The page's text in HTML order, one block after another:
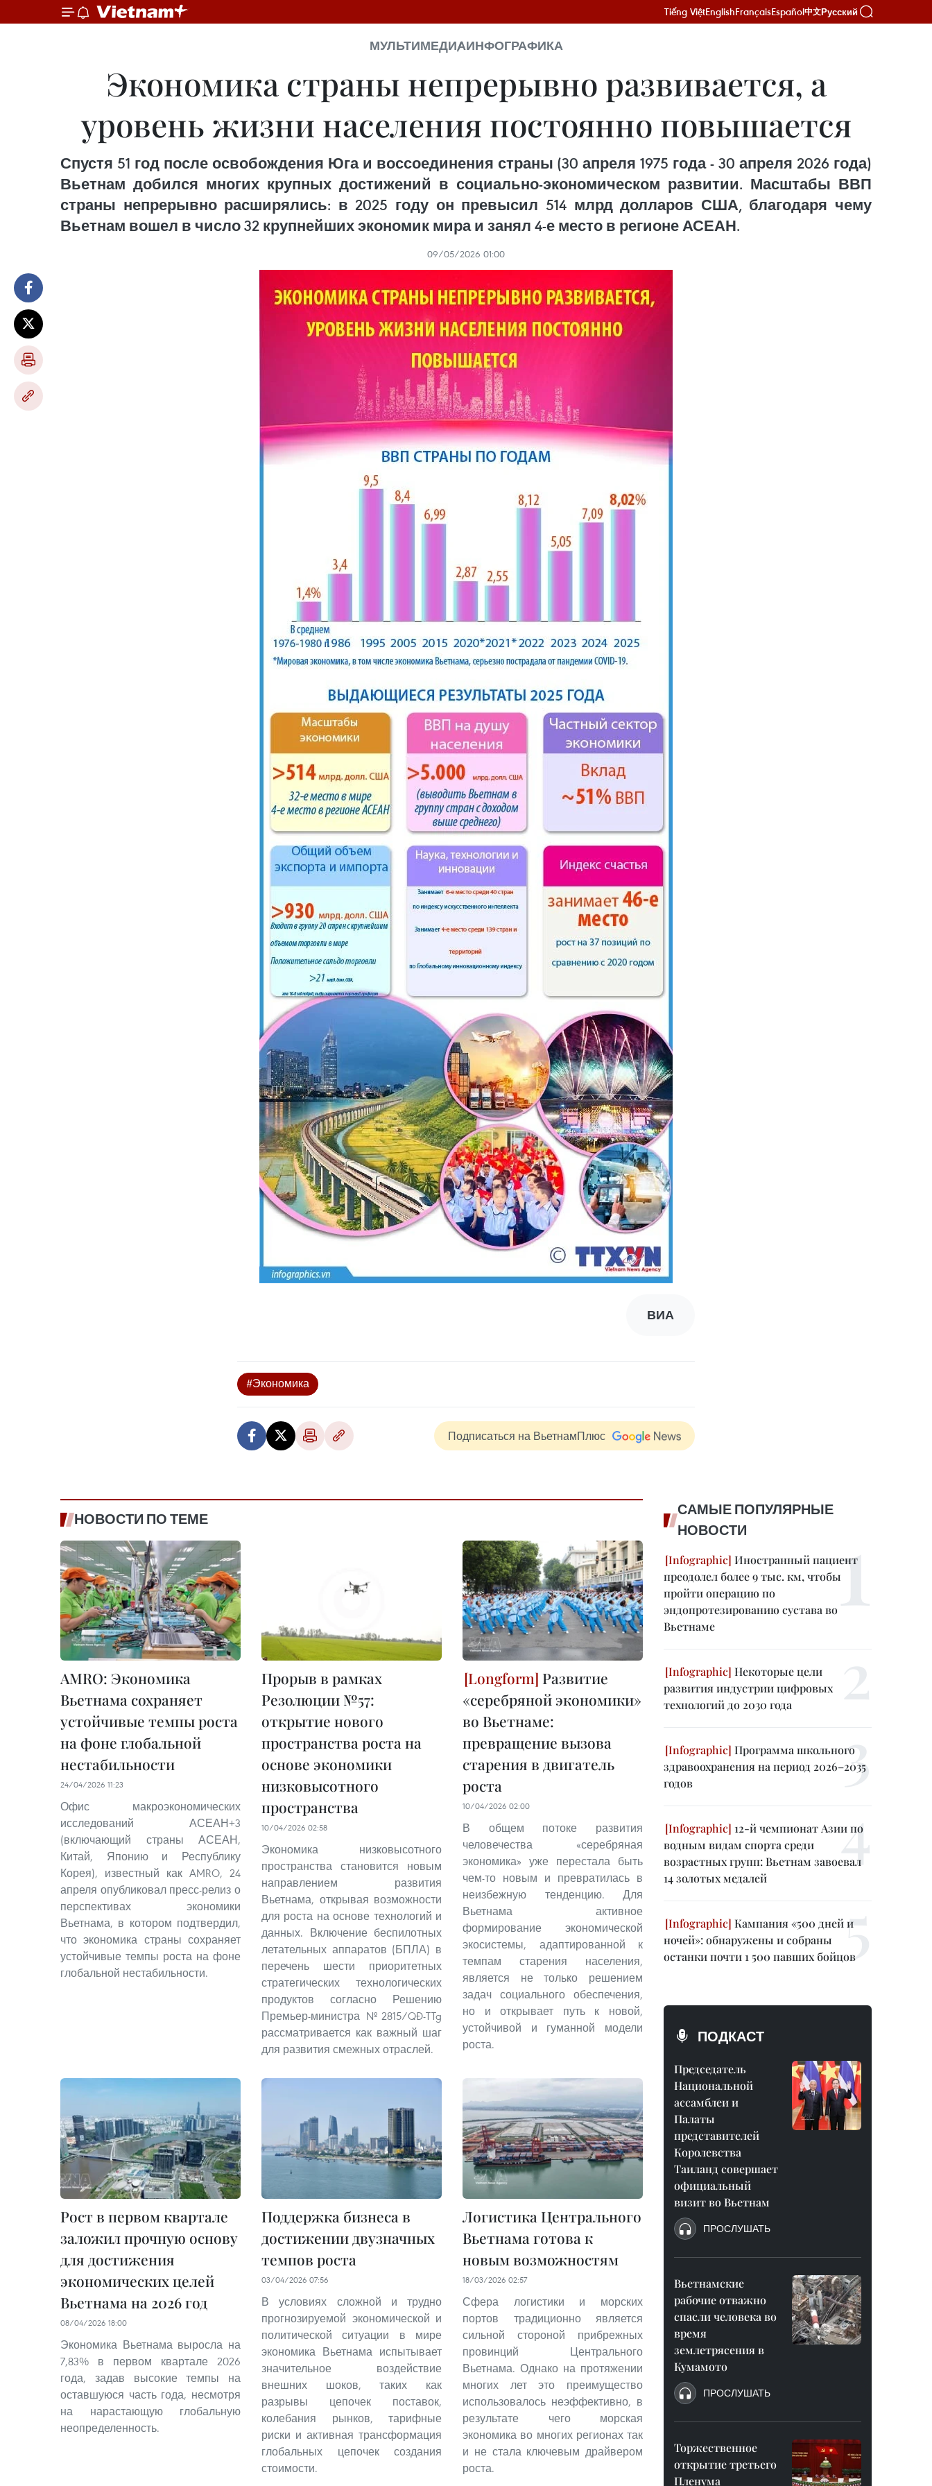
Tiếng ViệtEnglishFrançaisEspañol中文Русский
МУЛЬТИМЕДИАИНФОГРАФИКА
Экономика страны непрерывно развивается, а
уровень жизни населения постоянно повышается
Спустя 51 год после освобождения Юга и воссоединения страны (30 апреля 1975 года - 30 апреля 2026 года)
Вьетнам добился многих крупных достижений в социально-экономическом развитии. Масштабы ВВП
страны непрерывно расширялись: в 2025 году он превысил 514 млрд долларов США, благодаря чему
Вьетнам вошел в число 32 крупнейших экономик мира и занял 4-е место в регионе АСЕАН.
09/05/2026 01:00
ВИА
#Экономика
Подписаться на ВьетнамПлюс
НОВОСТИ ПО ТЕМЕ
AMRO: Экономика
Вьетнама сохраняет
устойчивые темпы роста
на фоне глобальной
нестабильности
24/04/2026 11:23
Офис макроэкономических
исследований АСЕАН+3
(включающий страны АСЕАН,
Китай, Японию и Республику
Корея), известный как AMRO, 24
апреля опубликовал пресс-релиз о
перспективах экономики
Вьетнама, в котором подтвердил,
что экономика страны сохраняет
устойчивые темпы роста на фоне
глобальной нестабильности.
Прорыв в рамках
Резолюции №57:
открытие нового
пространства роста на
основе экономики
низковысотного
пространства
10/04/2026 02:58
Экономика низковысотного
пространства становится новым
направлением развития
Вьетнама, открывая возможности
для роста на основе технологий и
данных. Включение беспилотных
летательных аппаратов (БПЛА) в
перечень шести приоритетных
стратегических технологических
продуктов согласно Решению
Премьер-министра №2815/QĐ-TTg
рассматривается как важный шаг
для развития смежных отраслей.
Развитие
«серебряной экономики»
во Вьетнаме:
превращение вызова
старения в двигатель
роста
10/04/2026 02:00
В общем потоке развития
человечества «серебряная
экономика» уже перестала быть
чем-то новым и превратилась в
неизбежную тенденцию. Для
Вьетнама активное
формирование экономической
экосистемы, адаптированной к
темпам старения населения,
является не только решением
задач социального обеспечения,
но и открывает путь к новой,
устойчивой и гуманной модели
роста.
Рост в первом квартале
заложил прочную основу
для достижения
экономических целей
Вьетнама на 2026 год
08/04/2026 18:00
Экономика Вьетнама выросла на
7,83% в первом квартале 2026
года, задав высокие темпы на
оставшуюся часть года, несмотря
на нарастающую глобальную
неопределенность.
Поддержка бизнеса в
достижении двузначных
темпов роста
03/04/2026 07:56
В условиях сложной и трудно
прогнозируемой экономической и
политической ситуации в мире
экономика Вьетнама испытывает
значительное воздействие
внешних шоков, таких как
разрывы цепочек поставок,
колебания рынков, тарифные
риски и активная трансформация
глобальных цепочек создания
стоимости.
Логистика Центрального
Вьетнама готова к
новым возможностям
18/03/2026 02:57
Сфера логистики и морских
портов традиционно является
сильной стороной прибрежных
провинций Центрального
Вьетнама. Однако на протяжении
многих лет это преимущество
использовалось неэффективно, в
результате чего морская
экономика во многих регионах так
и не стала ключевым драйвером
роста.
САМЫЕ ПОПУЛЯРНЫЕ
НОВОСТИ
Иностранный пациент
преодолел более 9 тыс. км, чтобы
пройти операцию по
эндопротезированию сустава во
Вьетнаме
Некоторые цели
развития индустрии цифровых
технологий до 2030 года
Программа школьного
здравоохранения на период 2026–2035
годов
12-й чемпионат Азии по
водным видам спорта среди
возрастных групп: Вьетнам завоевал
14 золотых медалей
Кампания «500 дней и
ночей»: обнаружены и собраны
останки почти 1 500 павших бойцов
ПОДКАСТ
Председатель
Национальной
ассамблеи и
Палаты
представителей
Королевства
Таиланд совершает
официальный
визит во Вьетнам
ПРОСЛУШАТЬ
Вьетнамские
рабочие отважно
спасли человека во
время
землетрясения в
Кумамото
ПРОСЛУШАТЬ
Торжественное
открытие третьего
Пленума